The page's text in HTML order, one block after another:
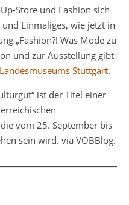
Store und Fashion sich
Einmaliges, wie jetzt in
„Fashion?! Was Mode zu
und zur Ausstellung gibt
Stuttgart.
ist der Titel einer
vom 25. September bis
sein wird. via VÖBBlog.